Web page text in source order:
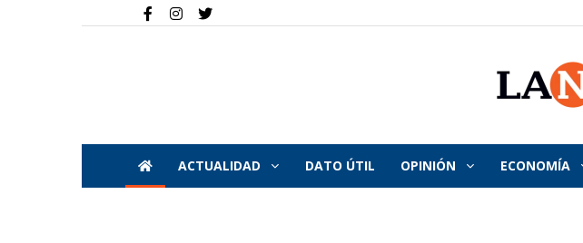
ACTUALIDAD DATO ÚTIL OPINIÓN ECONOMÍA